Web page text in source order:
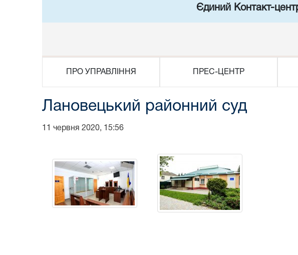
Єдиний Контакт-
ПРО УПРАВЛІННЯ ПРЕС-ЦЕНТР
Лановецький районний суд
11 червня 2020, 15:56